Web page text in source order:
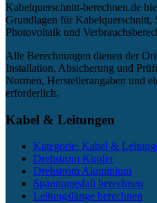
Kabelquerschnitt-berechnen.de
Grundlagen für Kabelquerschnitt,
Photovoltaik und
Alle Berechnungen dienen der
Installation, Absicherung und
Normen, Herstellerangaben und
erforderlich.
Kabel & Leitungen
Kategorie: Kabel &
Drehstrom Kupfer
Drehstrom Aluminium
Spannungsfall berechnen
Leitungslänge berechnen